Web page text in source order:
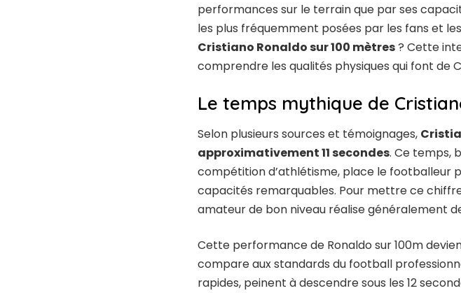
performances sur le terrain que par ses
les plus fréquemment posées par les fans et
Cristiano Ronaldo sur 100 mètres? Cette
comprendre les qualités physiques qui font de
Le temps mythique de
Selon plusieurs sources et témoignages,
approximativement 11 secondes. Ce temps,
compétition d’athlétisme, place le footballeur
capacités remarquables. Pour mettre ce
amateur de bon niveau réalise généralement
Cette performance de Ronaldo sur 100m
compare aux standards du football
rapides, peinent à descendre sous les 12